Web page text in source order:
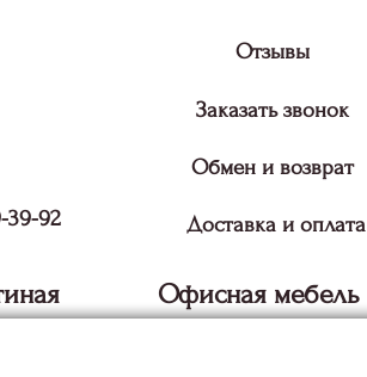
Отзывы
Заказать звонок
Обмен и возврат
39-92 Доставка и оплата
Офисная мебель